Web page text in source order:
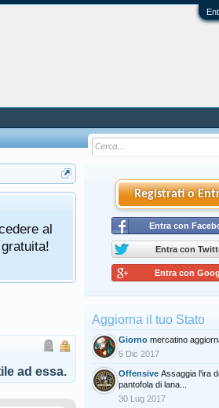
al
ad essa.
Registrati o
Entra con
Entra con
Entra con
Aggiorna il tuo Stato
Giorno mercatino
5 Dic 2017
Offensive Assaggia l'ira
pantofola di lana...
30 Lug 2017